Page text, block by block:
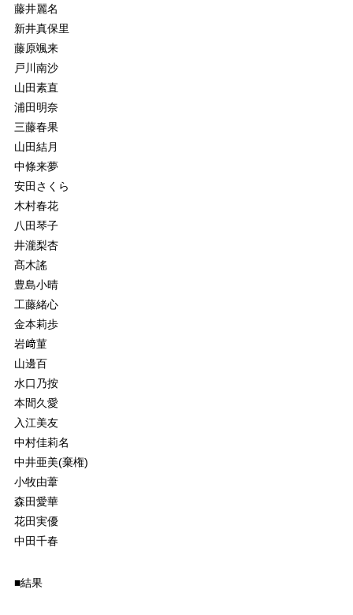
藤井麗名
新井真保里
藤原颯来
戸川南沙
山田素直
浦田明奈
三藤春果
山田結月
中條来夢
安田さくら
木村春花
八田琴子
井瀧梨杏
髙木謠
豊島小晴
工藤緒心
金本莉歩
岩﨑菫
山邊百
水口乃按
本間久愛
入江美友
中村佳莉名
中井亜美(棄権)
小牧由葦
森田愛華
花田実優
中田千春
■結果